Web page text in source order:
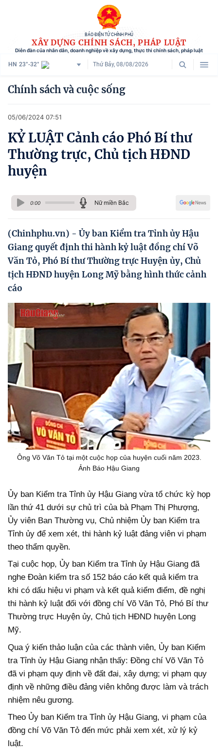
BÁO ĐIỆN TỬ CHÍNH PHỦ
XÂY DỰNG CHÍNH SÁCH, PHÁP LUẬT
Diễn đàn của nhân dân, doanh nghiệp về xây dựng, thực thi chính sách, pháp luật
HN 23°-32° Thứ Bảy, 08/08/2026
Danh mục
Tham vấn chính sách
Người dân góp ý
Chính sách và cuộc sống
Phát triển kinh tế tư nhân và doanh nghiệp dân tộc
Ocop và chuỗi giá trị Nông sản
Doanh nghiệp dân tộc
Khác
Video
Photo
Chính sách và cuộc sống
05/06/2024 07:51
KỶ LUẬT Cảnh cáo Phó Bí thư
Thường trực, Chủ tịch HĐND
huyện
0:00 Nữ miền Bắc
(Chinhphu.vn) - Ủy ban Kiểm tra Tỉnh ủy Hậu
Giang quyết định thi hành kỷ luật đồng chí Võ
Văn Tỏ, Phó Bí thư Thường trực Huyện ủy, Chủ
tịch HĐND huyện Long Mỹ bằng hình thức cảnh
cáo
Ông Võ Văn Tỏ tại một cuộc họp của huyện cuối năm 2023.
Ảnh Báo Hậu Giang
Ủy ban Kiểm tra Tỉnh ủy Hậu Giang vừa tổ chức kỳ họp
lần thứ 41 dưới sự chủ trì của bà Phạm Thị Phượng,
Ủy viên Ban Thường vụ, Chủ nhiệm Ủy ban Kiểm tra
Tỉnh ủy để xem xét, thi hành kỷ luật đảng viên vi phạm
theo thẩm quyền.
Tại cuộc họp, Ủy ban Kiểm tra Tỉnh ủy Hậu Giang đã
nghe Đoàn kiểm tra số 152 báo cáo kết quả kiểm tra
khi có dấu hiệu vi phạm và kết quả kiểm điểm, đề nghị
thi hành kỷ luật đối với đồng chí Võ Văn Tỏ, Phó Bí thư
Thường trực Huyện ủy, Chủ tịch HĐND huyện Long
Mỹ.
Qua ý kiến thảo luận của các thành viên, Ủy ban Kiểm
tra Tỉnh ủy Hậu Giang nhận thấy: Đồng chí Võ Văn Tỏ
đã vi phạm quy định về đất đai, xây dựng; vi phạm quy
định về những điều đảng viên không được làm và trách
nhiệm nêu gương.
Theo Ủy ban Kiểm tra Tỉnh ủy Hậu Giang, vi phạm của
đồng chí Võ Văn Tỏ đến mức phải xem xét, xử lý kỷ
luật.